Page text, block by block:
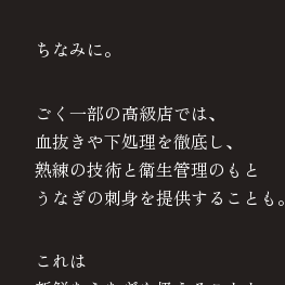
ちなみに。
ごく一部の高級店では、
血抜きや下処理を徹底し、
熟練の技術と衛生管理のもと
うなぎの刺身を提供することも。
これは